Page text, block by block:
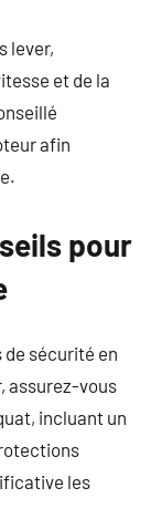
lever,
et de la
afin
pour
de sécurité en
assurez-vous
incluant un
les